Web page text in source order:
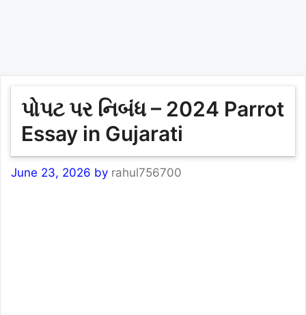
પોપટ પર નિબંધ – 2024 Parrot
Essay in Gujarati
June 23, 2026 by rahul756700